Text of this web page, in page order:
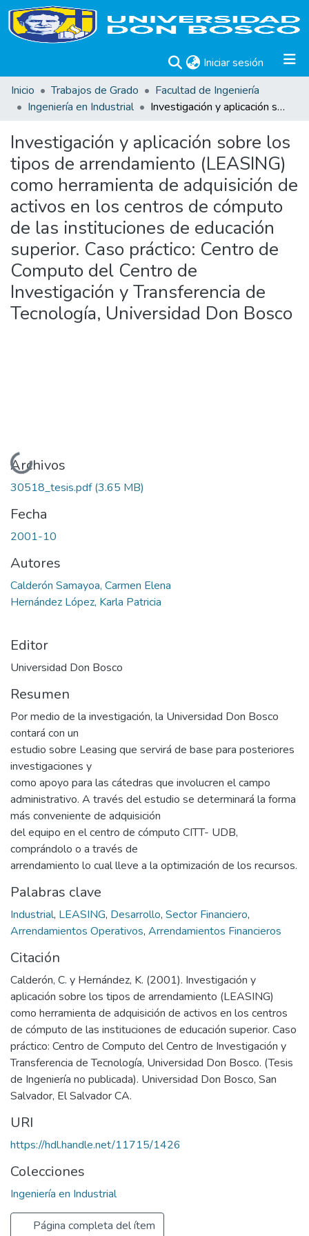
Iniciar sesión (current)
Inicio
Trabajos de Grado
Facultad de Ingeniería
Ingeniería en Industrial
Investigación y aplicación sobre los tipos de arrendamiento (LEASING) como herramienta de adquisición de activos en los centros de cómputo de las instituciones de educación superior. Caso práctico: Centro de Computo del Centro de Investigación y Transferencia de Tecnología, Universidad Don Bosco
Investigación y aplicación sobre los
tipos de arrendamiento (LEASING)
como herramienta de adquisición de
activos en los centros de cómputo
de las instituciones de educación
superior. Caso práctico: Centro de
Computo del Centro de
Investigación y Transferencia de
Tecnología, Universidad Don Bosco
Cargando...
Archivos
30518_tesis.pdf(3.65 MB)
Fecha
2001-10
Autores
Calderón Samayoa, Carmen Elena
Hernández López, Karla Patricia
Editor
Universidad Don Bosco
Resumen
Por medio de la investigación, la Universidad Don Bosco
contará con un
estudio sobre Leasing que servirá de base para posteriores
investigaciones y
como apoyo para las cátedras que involucren el campo
administrativo. A través del estudio se determinará la forma
más conveniente de adquisición
del equipo en el centro de cómputo CITT- UDB,
comprándolo o a través de
arrendamiento lo cual lleve a la optimización de los recursos.
Palabras clave
Industrial, LEASING, Desarrollo, Sector Financiero,
Arrendamientos Operativos, Arrendamientos Financieros
Citación
Calderón, C. y Hernández, K. (2001). Investigación y
aplicación sobre los tipos de arrendamiento (LEASING)
como herramienta de adquisición de activos en los centros
de cómputo de las instituciones de educación superior. Caso
práctico: Centro de Computo del Centro de Investigación y
Transferencia de Tecnología, Universidad Don Bosco. (Tesis
de Ingeniería no publicada). Universidad Don Bosco, San
Salvador, El Salvador CA.
URI
https://hdl.handle.net/11715/1426
Colecciones
Ingeniería en Industrial
Página completa del ítem